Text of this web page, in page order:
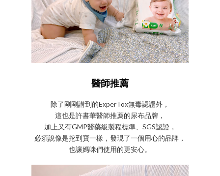
醫師推薦
除了剛剛講到的ExperTox無毒認證外，
這也是許書華醫師推薦的尿布品牌，
加上又有GMP醫藥級製程標準、SGS認證，
必須說像是挖到寶一樣，發現了一個用心的品牌，
也讓媽咪們使用的更安心。